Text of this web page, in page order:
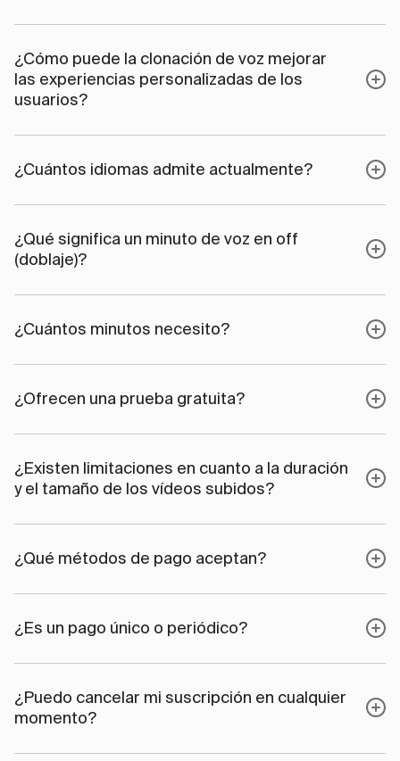
¿Cómo puede la clonación de voz mejorar
las experiencias personalizadas de los
usuarios?
¿Cuántos idiomas admite actualmente?
¿Qué significa un minuto de voz en off
(doblaje)?
¿Cuántos minutos necesito?
¿Ofrecen una prueba gratuita?
¿Existen limitaciones en cuanto a la duración
y el tamaño de los vídeos subidos?
¿Qué métodos de pago aceptan?
¿Es un pago único o periódico?
¿Puedo cancelar mi suscripción en cualquier
momento?